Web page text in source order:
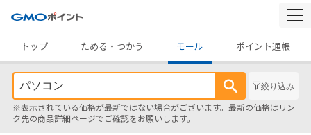
トップ
ためる・つかう モール ポイント通帳
絞り込み
※表示されている価格が最新ではない場合がございます。最新の価格はリン
ク先の商品詳細ページでご確認をお願いします。